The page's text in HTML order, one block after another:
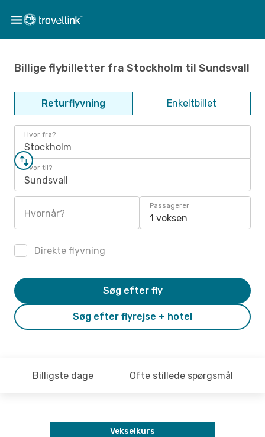
Billige flybilletter fra Stockholm til Sundsvall
Returflyvning Enkeltbillet
Hvor fra?
Stockholm
Hvor til?
Sundsvall
Hvornår?
Passagerer
1 voksen
Direkte flyvning
Søg efter flyrejse + hotel
Søg efter fly
Billigste dage Ofte stillede spørgsmål
Vekselkurs